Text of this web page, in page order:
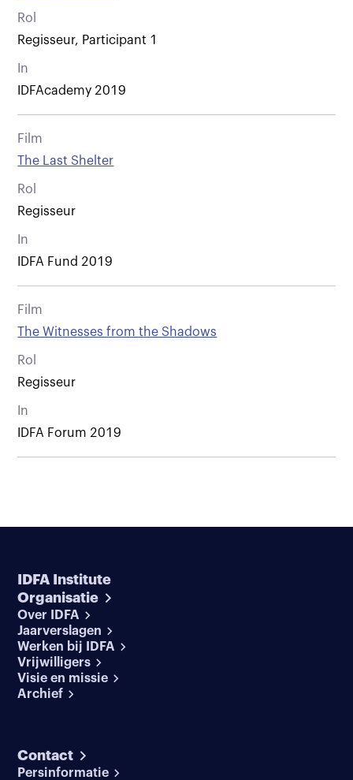
Rol
Regisseur, Participant 1
In
IDFAcademy 2019
Film
The Last Shelter
Rol
Regisseur
In
IDFA Fund 2019
Film
The Witnesses from the Shadows
Rol
Regisseur
In
IDFA Forum 2019
IDFA Institute
Organisatie
Over IDFA
Jaarverslagen
Werken bij IDFA
Vrijwilligers
Visie en missie
Archief
Contact
Persinformatie